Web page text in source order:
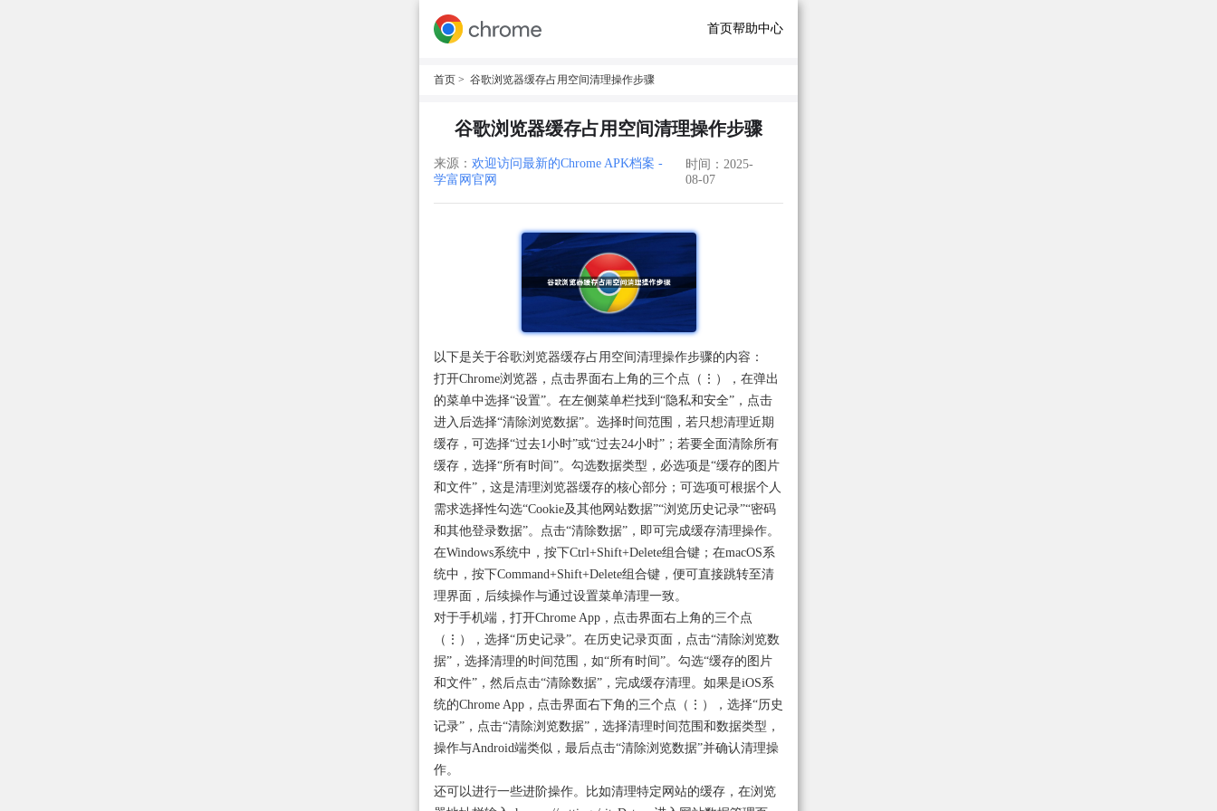
首页帮助中心
首页 > 谷歌浏览器缓存占用空间清理操作步骤
谷歌浏览器缓存占用空间清理操作步骤
来源： 欢迎访问最新的Chrome APK档案 -
学富网官网
时间：2025-
08-07
以下是关于谷歌浏览器缓存占用空间清理操作步骤的内容：
打开Chrome浏览器，点击界面右上角的三个点（⋮），在弹出
的菜单中选择“设置”。在左侧菜单栏找到“隐私和安全”，点击
进入后选择“清除浏览数据”。选择时间范围，若只想清理近期
缓存，可选择“过去1小时”或“过去24小时”；若要全面清除所有
缓存，选择“所有时间”。勾选数据类型，必选项是“缓存的图片
和文件”，这是清理浏览器缓存的核心部分；可选项可根据个人
需求选择性勾选“Cookie及其他网站数据”“浏览历史记录”“密码
和其他登录数据”。点击“清除数据”，即可完成缓存清理操作。
在Windows系统中，按下Ctrl+Shift+Delete组合键；在macOS系
统中，按下Command+Shift+Delete组合键，便可直接跳转至清
理界面，后续操作与通过设置菜单清理一致。
对于手机端，打开Chrome App，点击界面右上角的三个点
（⋮），选择“历史记录”。在历史记录页面，点击“清除浏览数
据”，选择清理的时间范围，如“所有时间”。勾选“缓存的图片
和文件”，然后点击“清除数据”，完成缓存清理。如果是iOS系
统的Chrome App，点击界面右下角的三个点（⋮），选择“历史
记录”，点击“清除浏览数据”，选择清理时间范围和数据类型，
操作与Android端类似，最后点击“清除浏览数据”并确认清理操
作。
还可以进行一些进阶操作。比如清理特定网站的缓存，在浏览